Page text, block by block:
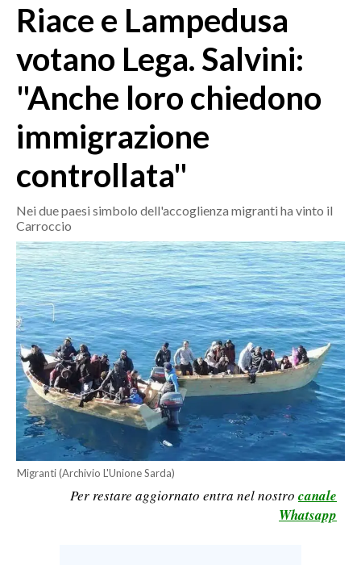
MEDIO CAMPIDANO
SASSARI E PROVINCIA
GALLURA
NUORO E PROVINCIA
OGLIASTRA
ITALIA
MONDO
POLITICA
ECONOMIA
SERVIZI ALLE IMPRESE
LAVORO
BANDI
SPORT IN SARDEGNA
Riace e Lampedusa
votano Lega. Salvini:
"Anche loro chiedono
immigrazione
controllata"
Nei due paesi simbolo dell'accoglienza migranti ha vinto il
Carroccio
Migranti (Archivio L'Unione Sarda)
Per restare aggiornato entra nel nostro canale
Whatsapp